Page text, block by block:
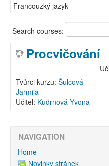
Francouzký jazyk
Search courses:
Procvičování
Tvůrci kurzu: Šulcová
Jarmila
Učitel: Kudrnová Yvona
NAVIGATION
Home
Novinky stránek